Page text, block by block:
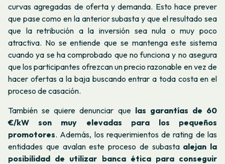
curvas agregadas de oferta y demanda. Esto hace prever
que pase como en la anterior subasta y que el resultado sea
que la retribución a la inversión sea nula o muy poco
atractiva. No se entiende que se mantenga este sistema
cuando ya se ha comprobado que no funciona y no asegura
que los participantes ofrezcan un precio razonable en vez de
hacer ofertas a la baja buscando entrar a toda costa en el
proceso de casación.
También se quiere denunciar que las garantías de 60
€/kW son muy elevadas para los pequeños
promotores. Además, los requerimientos derating de las
entidades que avalan este proceso de subastaalejan la
posibilidad de utilizar banca ética para conseguir